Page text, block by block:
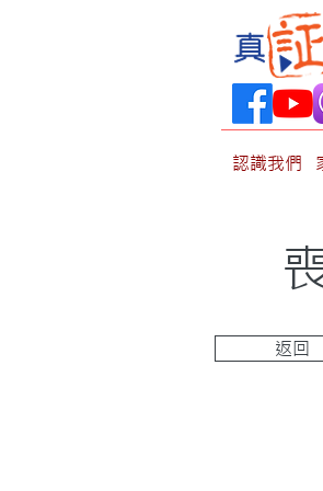
認識我們
返回